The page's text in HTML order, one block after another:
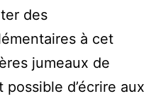
des
à cet
jumeaux de
possible d’écrire aux